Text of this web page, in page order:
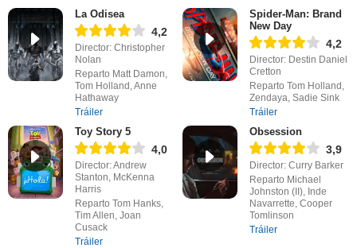
La Odisea
4,2
Director: Christopher
Nolan
Reparto Matt Damon,
Tom Holland, Anne
Hathaway
Tráiler
Spider-Man: Brand
New Day
4,2
Director: Destin Daniel
Cretton
Reparto Tom Holland,
Zendaya, Sadie Sink
Tráiler
Toy Story 5
4,0
Director: Andrew
Stanton, McKenna
Harris
Reparto Tom Hanks,
Tim Allen, Joan
Cusack
Tráiler
Obsession
3,9
Director: Curry Barker
Reparto Michael
Johnston (II), Inde
Navarrette, Cooper
Tomlinson
Tráiler